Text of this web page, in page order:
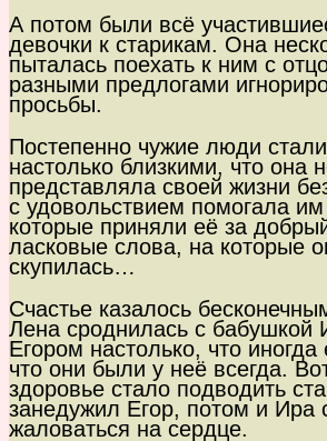
А потом были всё
девочки к старикам. Она
пыталась поехать к ним с
разными предлогами
просьбы.
Постепенно чужие люди
настолько близкими, что она
представляла своей жизни
с удовольствием помогала
которые приняли её за
ласковые слова, на которые
скупилась…
Счастье казалось
Лена сроднилась с бабушкой
Егором настолько, что иногда
что они были у неё всегда.
здоровье стало подводить
занедужил Егор, потом и Ира
жаловаться на сердце.